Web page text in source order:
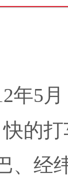
年5
的
、经